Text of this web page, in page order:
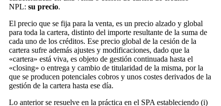
NPL: su precio.
El precio que se fija para la venta, es un precio alzado y global
para toda la cartera, distinto del importe resultante de la suma de
cada uno de los créditos. Ese precio global de la cesión de la
cartera sufre además ajustes y modificaciones, dado que la
«cartera» está viva, es objeto de gestión continuada hasta el
«closing» o entrega y cambio de titularidad de la misma, por la
que se producen potenciales cobros y unos costes derivados de la
gestión de la cartera hasta ese día.
Lo anterior se resuelve en la práctica en el SPA estableciendo (i)